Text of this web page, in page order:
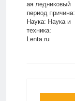
ая ледниковый
период причина:
Наука: Наука и
техника:
Lenta.ru